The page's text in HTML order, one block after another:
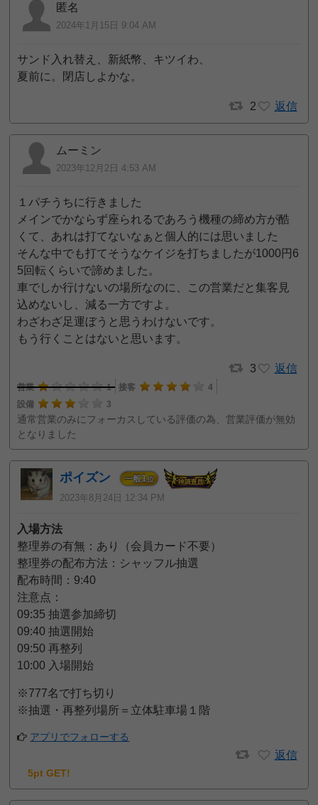
匿名
2024年1月15日 9:04 AM
サンド入れ替え、新紙幣、キツイわ、
夏前に。閉店しよかな。
2 返信
ムーミン
2023年12月2日 4:53 AM
１パチうちに行きました
メインでかならず座られるであろう機種の締め方が酷
くて、あれは打てないなぁと個人的には思いました
そんな中でも打てそうなケイジを打ちましたが1000円6
5回転くらいで諦めました。
車でしか行けないの場所なのに、この営業だと集客見
込めないし、減る一方ですよ。
わざわざ足運ぼうと思うわけないです。
もう行くことはないと思います。
3 返信
営業 1 接客
4
設備
3
通常営業のみにフォーカスしている評価の為、営業評価が無効
となりました
ポイズン 一般1位
2023年8月24日 12:34 PM
入場方法
整理券の有無：あり（会員カード不要）
整理券の配布方法：シャッフル抽選
配布時間：9:40
注意点：
09:35 抽選参加締切
09:40 抽選開始
09:50 再整列
10:00 入場開始
※777名で打ち切り
※抽選・再整列場所＝立体駐車場１階
アプリでフォローする
返信
5pt GET!